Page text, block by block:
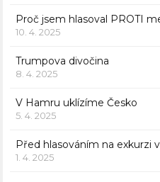
Proč jsem hlasoval PROTI
10. 4. 2025
Trumpova divočina
8. 4. 2025
V Hamru uklízíme Česko
5. 4. 2025
Před hlasováním na exkurzi
1. 4. 2025